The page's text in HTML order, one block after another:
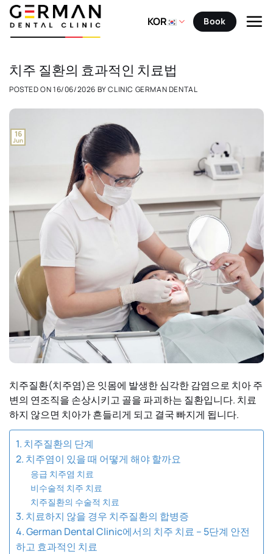
Skip
content
KOR Book
치주 질환의 효과적인 치료법
POSTED ON16/06/2026 BYCLINIC GERMAN DENTAL
16
Jun
치주질환(치주염)은 잇몸에 발생한 심각한 감염으로 치아 주
변의 연조직을 손상시키고 골을 파괴하는 질환입니다. 치료
하지 않으면 치아가 흔들리게 되고 결국 빠지게 됩니다.
1. 치주질환의 단계
2. 치주염이 있을 때 어떻게 해야 할까요
응급 치주염 치료
비수술적 치주 치료
치주질환의 수술적 치료
3. 치료하지 않을 경우 치주질환의 합병증
4. German Dental Clinic에서의 치주 치료 – 5단계 안전
하고 효과적인 치료